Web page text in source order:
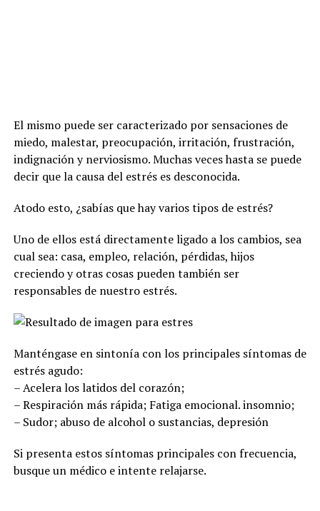
El mismo puede ser caracterizado por sensaciones de
miedo, malestar, preocupación, irritación, frustración,
indignación y nerviosismo. Muchas veces hasta se puede
decir que la causa del estrés es desconocida.
Atodo esto, ¿sabías que hay varios tipos de estrés?
Uno de ellos está directamente ligado a los cambios, sea
cual sea: casa, empleo, relación, pérdidas, hijos
creciendo y otras cosas pueden también ser
responsables de nuestro estrés.
Manténgase en sintonía con los principales síntomas de
estrés agudo:
– Acelera los latidos del corazón;
– Respiración más rápida; Fatiga emocional. insomnio;
– Sudor; abuso de alcohol o sustancias, depresión
Si presenta estos síntomas principales con frecuencia,
busque un médico e intente relajarse.